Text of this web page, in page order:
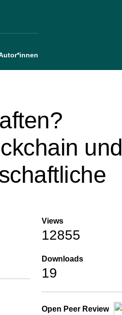
und
Views
12855
Downloads
19
Open Peer Review